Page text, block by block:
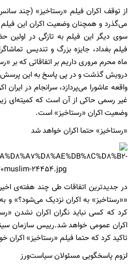
از توقف اکران فیلم «رستاخیز» (چند
می‌گذرد و همچنان وضعیت اکران این
سوی دیگر این فیلم به تازگی در اولین
فیلم بغداد، جایزه بزرگ و تندیس
ماه محرم مروری داریم بر اتفاقاتی که بر
درویش گذشت و در پی پاسخ به این پرسش
واقعه عاشورا می‌پردازد، سرانجام در
غیر رسمی حاکی از آن است که کمیته‌ای
وضعیت اکران «رستاخیز» است.
«رستاخیز» حتما اکران خواهد شد
در جدیدترین اتفاقات طی چند هفته‌ی اخیر
««رستاخیز» به اکران نزدیک می‌شود؟» و
کرد که کسی نباید نگران اکران نشدن
اکران عمومی خواهد شد.رییس سازمان
تاکید کرد که حتما فیلم «رستاخیز» اکران
لزوم پاسخگویی مسئولان سیاست‌ورز